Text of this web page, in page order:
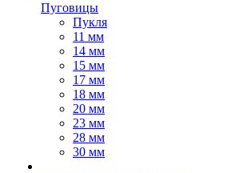
Пуговицы
Пукля
11 мм
14 мм
15 мм
17 мм
18 мм
20 мм
23 мм
28 мм
30 мм